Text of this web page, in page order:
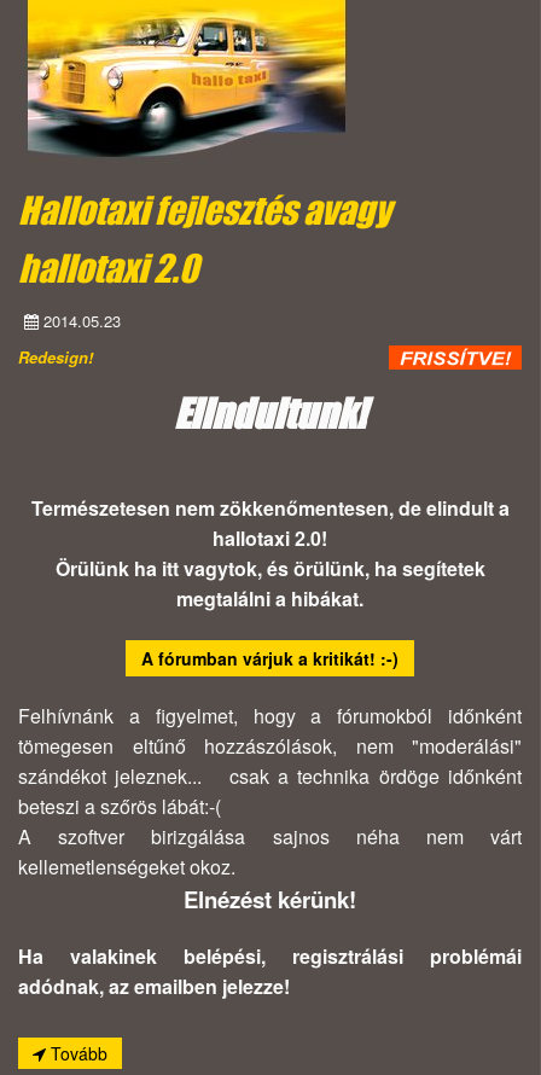
Hallotaxi fejlesztés avagy
hallotaxi 2.0
2014.05.23
Redesign!
Elindultunk!
Természetesen nem zökkenőmentesen, de elindult a
hallotaxi 2.0!
Örülünk ha itt vagytok, és örülünk, ha segítetek
megtalálni a hibákat.
A fórumban várjuk a kritikát! :-)
Felhívnánk a figyelmet, hogy a fórumokból időnként
tömegesen eltűnő hozzászólások, nem "moderálási"
szándékot jeleznek... csak a technika ördöge időnként
beteszi a szőrös lábát:-(
A szoftver birizgálása sajnos néha nem várt
kellemetlenségeket okoz.
Elnézést kérünk!
Ha valakinek belépési, regisztrálási problémái
adódnak, az emailben jelezze!
Tovább